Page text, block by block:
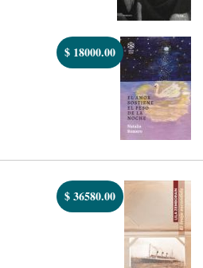
$ 18000.00
$36580.00